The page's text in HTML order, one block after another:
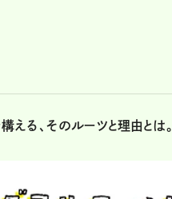
る、そのルーツと理由とは。